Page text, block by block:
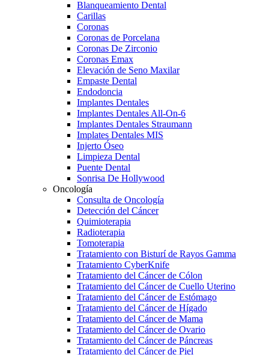
Blanqueamiento Dental
Carillas
Coronas
Coronas de Porcelana
Coronas De Zirconio
Coronas Emax
Elevación de Seno Maxilar
Empaste Dental
Endodoncia
Implantes Dentales
Implantes Dentales All-On-6
Implantes Dentales Straumann
Implates Dentales MIS
Injerto Óseo
Limpieza Dental
Puente Dental
Sonrisa De Hollywood
Oncología
Consulta de Oncología
Detección del Cáncer
Quimioterapia
Radioterapia
Tomoterapia
Tratamiento con Bisturí de Rayos Gamma
Tratamiento CyberKnife
Tratamiento del Cáncer de Cólon
Tratamiento del Cáncer de Cuello Uterino
Tratamiento del Cáncer de Estómago
Tratamiento del Cáncer de Hígado
Tratamiento del Cáncer de Mama
Tratamiento del Cáncer de Ovario
Tratamiento del Cáncer de Páncreas
Tratamiento del Cáncer de Piel